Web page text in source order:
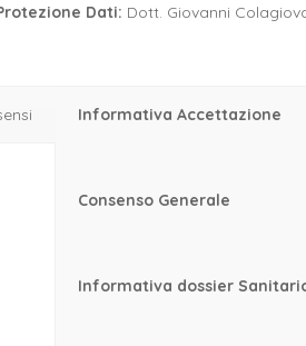
Dati: Dott. Giovanni
Informativa Accettazione
Consenso Generale
Informativa dossier